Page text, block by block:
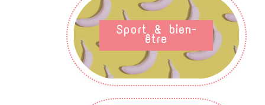
Sport & bien-
être